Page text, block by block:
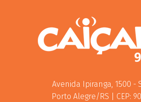
Avenida Ipiranga, 1500 -
Porto Alegre/RS | CEP: